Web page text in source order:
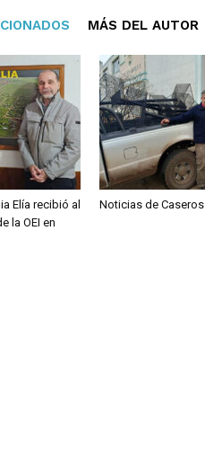
MÁS DEL AUTOR
Elía recibió al
la OEI en
Noticias de Caseros